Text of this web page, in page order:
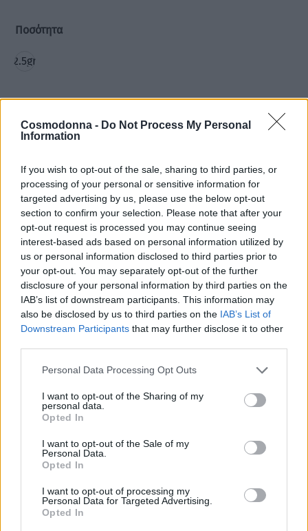
Cosmodonna - Do Not Process My Personal
Information
If you wish to opt-out of the sale, sharing to third parties, or
processing of your personal or sensitive information for
targeted advertising by us, please use the below opt-out
section to confirm your selection. Please note that after your
opt-out request is processed you may continue seeing
interest-based ads based on personal information utilized by
us or personal information disclosed to third parties prior to
your opt-out. You may separately opt-out of the further
disclosure of your personal information by third parties on the
IAB’s list of downstream participants. This information may
also be disclosed by us to third parties on the IAB’s List of
Downstream Participants that may further disclose it to other
Personal Data Processing Opt Outs
I want to opt-out of the Sharing of my
personal data.
Opted In
I want to opt-out of the Sale of my
Personal Data.
Opted In
I want to opt-out of processing my
Personal Data for Targeted Advertising.
Opted In
Ποσότητα
2.5gr
Προσθήκη στο καλάθι
Add to wishlist
Κωδικός προϊόντος: Μ/Δ
Κατηγορίες:
Αναλώσιμα ΕΙΔΗ ΚΟΜΜΩΤΗΡΙΟΥ
Share
Επιπλέον πληροφορίες
ΒΆΡΟΣ Μ/Δ